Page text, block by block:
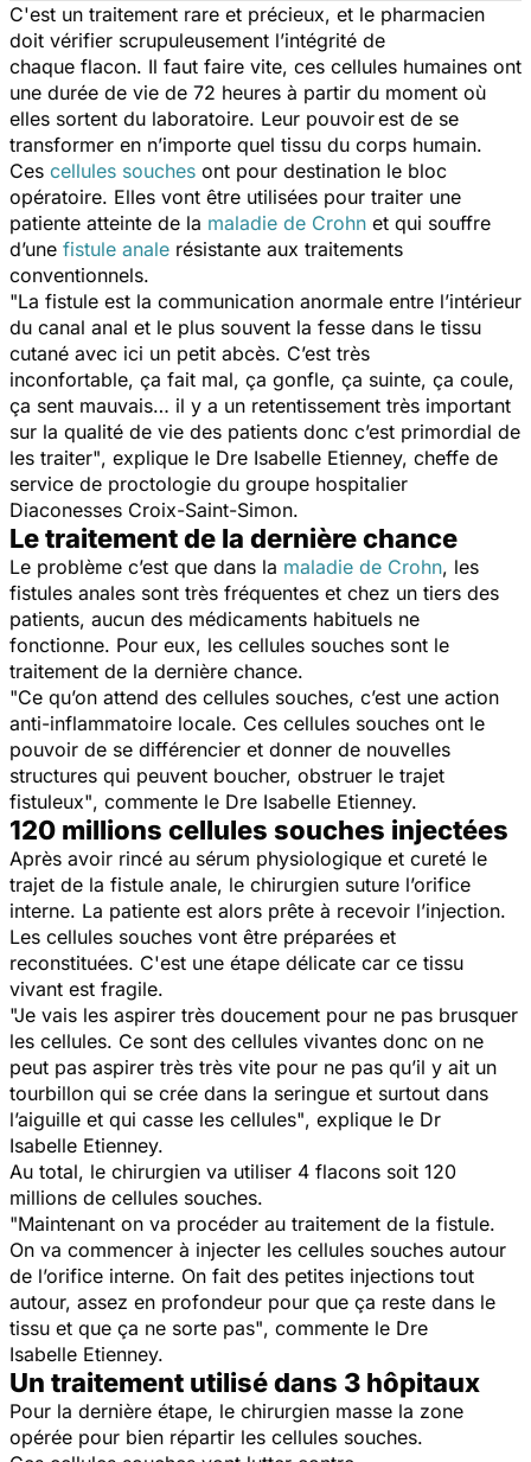
C'est un traitement rare et précieux, et le pharmacien
doit vérifier scrupuleusement l’intégrité de
chaque flacon. Il faut faire vite, ces cellules humaines ont
une durée de vie de 72 heures à partir du moment où
elles sortent du laboratoire. Leur pouvoir est de se
transformer en n’importe quel tissu du corps humain.
Ces cellules souches ont pour destination le bloc
opératoire. Elles vont être utilisées pour traiter une
patiente atteinte de la maladie de Crohn et qui souffre
d’une fistule anale résistante aux traitements
conventionnels.
"La fistule est la communication anormale entre l’intérieur
du canal anal et le plus souvent la fesse dans le tissu
cutané avec ici un petit abcès. C’est très
inconfortable, ça fait mal, ça gonfle, ça suinte, ça coule,
ça sent mauvais… il y a un retentissement très important
sur la qualité de vie des patients donc c’est primordial de
les traiter", explique le Dre Isabelle Etienney, cheffe de
service de proctologie du groupe hospitalier
Diaconesses Croix-Saint-Simon.
Le traitement de la dernière chance
Le problème c’est que dans la maladie de Crohn, les
fistules anales sont très fréquentes et chez un tiers des
patients, aucun des médicaments habituels ne
fonctionne. Pour eux, les cellules souches sont le
traitement de la dernière chance.
"Ce qu’on attend des cellules souches, c’est une action
anti-inflammatoire locale. Ces cellules souches ont le
pouvoir de se différencier et donner de nouvelles
structures qui peuvent boucher, obstruer le trajet
fistuleux", commente le Dre Isabelle Etienney.
120 millions cellules souches injectées
Après avoir rincé au sérum physiologique et cureté le
trajet de la fistule anale, le chirurgien suture l’orifice
interne. La patiente est alors prête à recevoir l’injection.
Les cellules souches vont être préparées et
reconstituées. C'est une étape délicate car ce tissu
vivant est fragile.
"Je vais les aspirer très doucement pour ne pas brusquer
les cellules. Ce sont des cellules vivantes donc on ne
peut pas aspirer très très vite pour ne pas qu’il y ait un
tourbillon qui se crée dans la seringue et surtout dans
l’aiguille et qui casse les cellules", explique le Dr
Isabelle Etienney.
Au total, le chirurgien va utiliser 4 flacons soit 120
millions de cellules souches.
"Maintenant on va procéder au traitement de la fistule.
On va commencer à injecter les cellules souches autour
de l’orifice interne. On fait des petites injections tout
autour, assez en profondeur pour que ça reste dans le
tissu et que ça ne sorte pas", commente le Dre
Isabelle Etienney.
Un traitement utilisé dans 3 hôpitaux
Pour la dernière étape, le chirurgien masse la zone
opérée pour bien répartir les cellules souches.